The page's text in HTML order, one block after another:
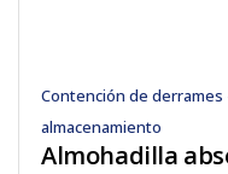
Contención de
almacenamiento
Almohadilla